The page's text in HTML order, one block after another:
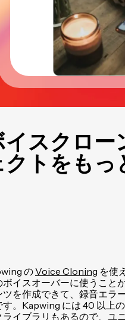
イスクロー
クトをも
のVoice Cloning を使
ボイスオーバーに使うこと
ツを作成できて、録音エラ
す。Kapwing には 40 以上
ライブラリもあるので、ユ